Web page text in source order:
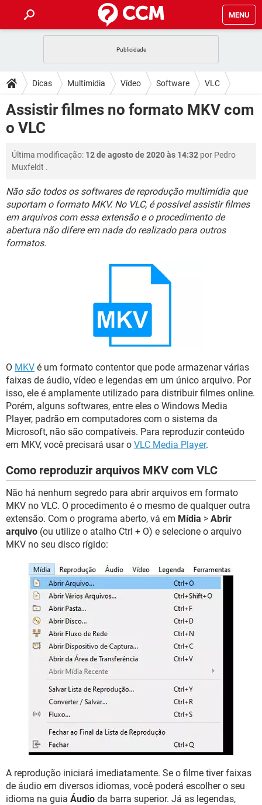
MENU
CELULAR FACEBOOK
OUTLOOK EXCEL
INSTAGRAM
DICAS
JOGOS WHATSAPP
CELULAR FACEBOOK
INSTAGRAM GMAIL
DOWNLOADS
JOGOS
OUTLOOK
INSTAGRAM
GUIA DE COMPRAS
FÓRUM
JOGOS WHATSAPP
OUTLOOK EXCEL
INSTAGRAM GMAIL
GUIA DE COMPRAS
GLOSSÁRIO
JOGOS WHATSAPP
CELULAR FACEBOOK
OUTLOOK EXCEL
INSTAGRAM
Dicas Multimídia Vídeo Software VLC
Assistir filmes no formato MKV com
o VLC
Última modificação: 12 de agosto de 2020 às 14:32 por Pedro
Muxfeldt .
Não são todos os softwares de reprodução multimídia que
suportam o formato MKV. No VLC, é possível assistir filmes
em arquivos com essa extensão e o procedimento de
abertura não difere em nada do realizado para outros
formatos.
O MKV é um formato contentor que pode armazenar várias
faixas de áudio, vídeo e legendas em um único arquivo. Por
isso, ele é amplamente utilizado para distribuir filmes online.
Porém, alguns softwares, entre eles o Windows Media
Player, padrão em computadores com o sistema da
Microsoft, não são compatíveis. Para reproduzir conteúdo
em MKV, você precisará usar o VLC Media Player.
Como reproduzir arquivos MKV com VLC
Não há nenhum segredo para abrir arquivos em formato
MKV no VLC. O procedimento é o mesmo de qualquer outra
extensão. Com o programa aberto, vá em Mídia > Abrir
arquivo (ou utilize o atalho Ctrl + O) e selecione o arquivo
MKV no seu disco rígido:
A reprodução iniciará imediatamente. Se o filme tiver faixas
de áudio em diversos idiomas, você poderá escolher o seu
idioma na guia Áudio da barra superior. Já as legendas,